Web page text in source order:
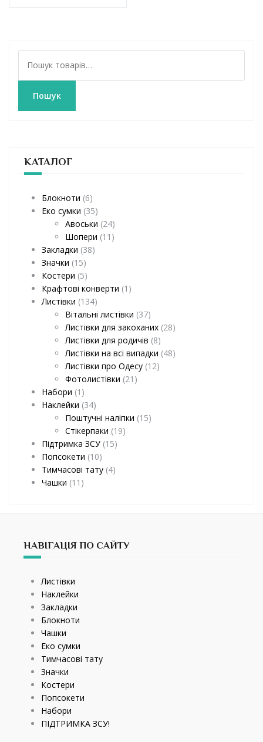
к
Пошук
КАТАЛОГ
Блокноти (6)
Еко сумки (35)
Авоськи (24)
Шопери (11)
Закладки (38)
Значки (15)
Костери (5)
Крафтові конверти (1)
Листівки (134)
Вітальні листівки (37)
Листівки для закоханих (28)
Листівки для родичів (8)
Листівки на всі випадки (48)
Листівки про Одесу (12)
Фотолистівки (21)
Набори (1)
Наклейки (34)
Поштучні наліпки (15)
Стікерпаки (19)
Підтримка ЗСУ (15)
Попсокети (10)
Тимчасові тату (4)
Чашки (11)
НАВІГАЦІЯ ПО САЙТУ
Листівки
Наклейки
Закладки
Блокноти
Чашки
Еко сумки
Тимчасові тату
Значки
Костери
Попсокети
Набори
ПІДТРИМКА ЗСУ!